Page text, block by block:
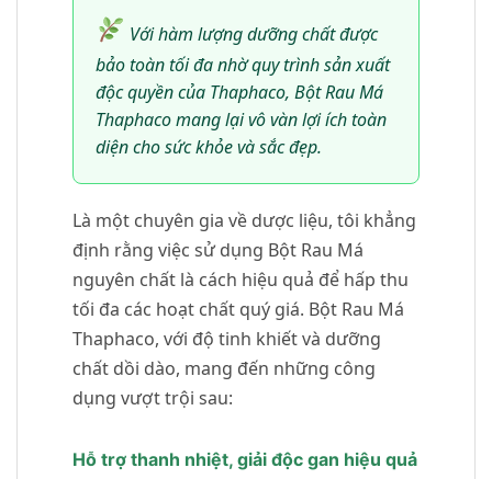
Với hàm lượng dưỡng chất được
bảo toàn tối đa nhờ quy trình sản xuất
độc quyền của Thaphaco, Bột Rau Má
Thaphaco mang lại vô vàn lợi ích toàn
diện cho sức khỏe và sắc đẹp.
Là một chuyên gia về dược liệu, tôi khẳng
định rằng việc sử dụng Bột Rau Má
nguyên chất là cách hiệu quả để hấp thu
tối đa các hoạt chất quý giá. Bột Rau Má
Thaphaco, với độ tinh khiết và dưỡng
chất dồi dào, mang đến những công
dụng vượt trội sau:
Hỗ trợ thanh nhiệt, giải độc gan hiệu quả